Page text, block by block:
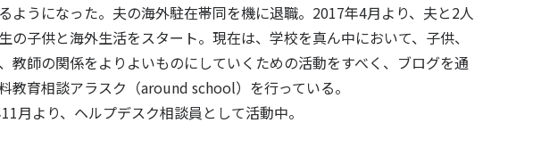
ようになった。 夫の海外駐在帯同を機に退職。2017年4月より、夫と2人
の子供と海外生活をスタート。現在は、学校を真ん中において、子供、
教師の関係をよりよいものにしていくための活動をすべく、ブログを通
教育相談アラスク（around school）を行っている。
月より、ヘルプデスク相談員として活動中。